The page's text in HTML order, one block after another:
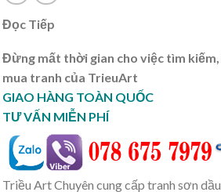
Đọc Tiếp
Đừng mất thời gian cho việc tìm kiếm,
mua tranh của TrieuArt
GIAO HÀNG TOÀN QUỐC
TƯ VẤN MIỄN PHÍ
Triều Art Chuyên cung cấp tranh sơn